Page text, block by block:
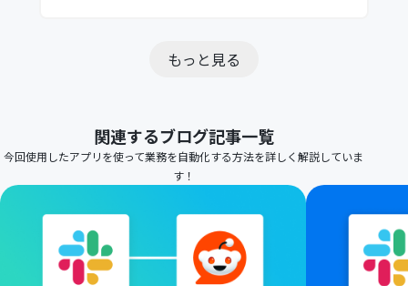
もっと見る
関連するブログ記事一覧
今回使用したアプリを使って業務を自動化する方法を詳しく解説していま
す！